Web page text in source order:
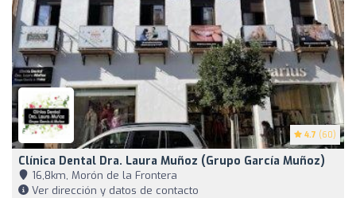
4.7 (60)
Clínica Dental Dra. Laura Muñoz (Grupo García Muñoz)
16,8km, Morón de la Frontera
Ver dirección y datos de contacto